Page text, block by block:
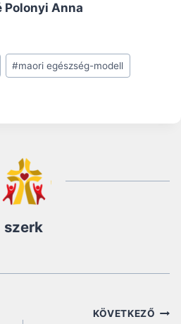
Polonyi Anna
#maori egészség-modell
szerk
KÖVETKEZŐ